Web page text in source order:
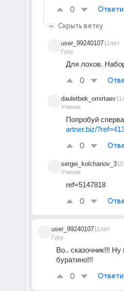
0
Скрыть ветку
user_99240107
Гуру
11лет
Для лохов.
0
dauletbek_omirtaev
Ученик
Попробуй
artner.biz/
0
sergei_kolchanov_3
Ученик
ref=5147818
0
user_99240107
Гуру
11лет
Во.. сказочник!!! Ну
буратино!!!
0